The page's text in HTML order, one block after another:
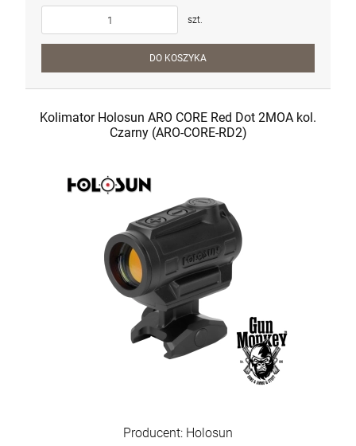
szt.
DO KOSZYKA
Kolimator Holosun ARO CORE Red Dot 2MOA kol.
Czarny (ARO-CORE-RD2)
Producent: Holosun